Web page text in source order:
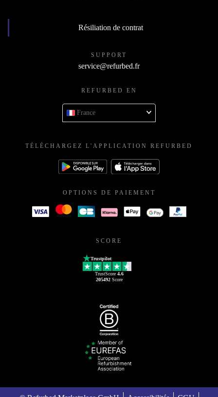
Résiliation de contrat
SUPPORT
service@refurbed.fr
REFURBED EN
France
TÉLÉCHARGEZ L'APPLICATION REFURBED
OPTIONS DE PAIEMENT
SCORE
Trustpilot
TrustScore 4.6
205492Score